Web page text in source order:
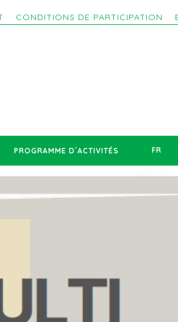
CONDITIONS DE PARTICIPATION
PROGRAMME D´ACTIVITÉS FR